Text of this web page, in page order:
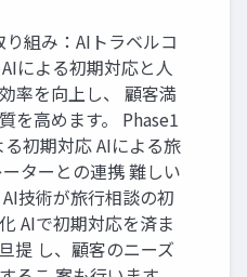
組み：AIトラベルコ
による初期対応と⼈
率を向上し、 顧客満
を⾼めます。 Phase1
る初期対応 AIによる旅
ターとの連携 難しい
技術が旅⾏相談の初
AIで初期対応を済ま
提 し、顧客のニーズ